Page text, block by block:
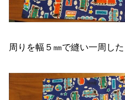
周りを幅５㎜で縫い一周した